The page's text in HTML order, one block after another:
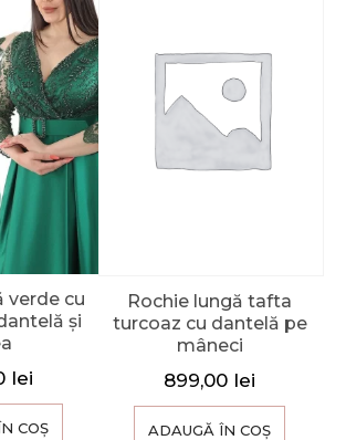
verde cu
și
lei
COȘ
Rochie lungă tafta
turcoaz cu dantelă pe
mâneci
899,00 lei
ADAUGĂ ÎN COȘ